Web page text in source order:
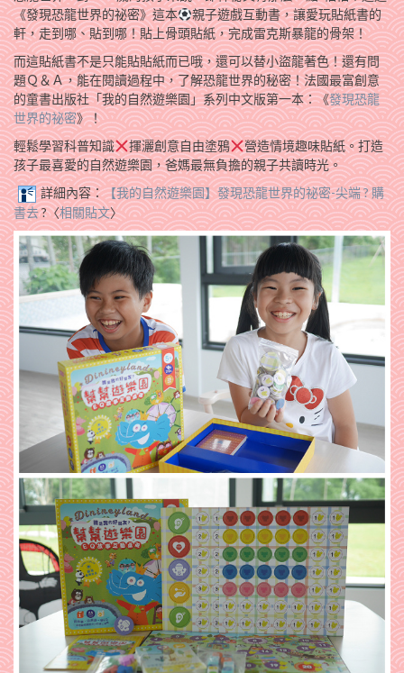
《發現恐龍世界的祕密》這本
親子遊戲互動書，讓愛玩貼紙書的
軒，走到哪、貼到哪！貼上骨頭貼紙，完成雷克斯暴龍的骨架！
而這貼紙書不是只能貼貼紙而已哦，還可以替小盜龍著色！還有問
題Ｑ＆Ａ，能在閱讀過程中，了解恐龍世界的秘密！法國最富創意
的童書出版社「我的自然遊樂園」系列中文版第一本：《發現恐龍
世界的祕密》！
輕鬆學習科普知識
揮灑創意自由塗鴉
營造情境趣味貼紙。打造
孩子最喜愛的自然遊樂園，爸媽最無負擔的親子共讀時光。
詳細內容：【我的自然遊樂園】發現恐龍世界的祕密-尖端 ? 購
書去?〈相關貼文〉